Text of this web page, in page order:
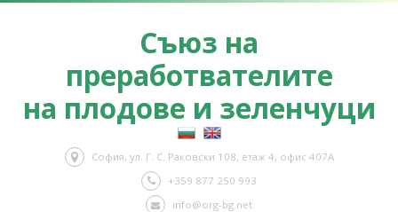
Съюз на
преработвателите
на плодове и зеленчуци
София, ул. Г. С. Раковски 108, етаж 4, офис 407А
+359 877 250 993
info@org-bg.net